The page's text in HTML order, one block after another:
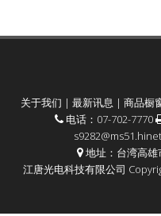
关于我们 | 最新讯息 | 商品橱
电话：07-702-7770
地址：台湾高雄
江唐光电科技有限公司